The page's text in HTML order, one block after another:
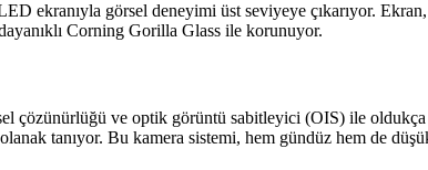
ekranıyla görsel deneyimi üst seviyeye çıkarıyor.
Corning Gorilla Glass ile korunuyor.
çözünürlüğü ve optik görüntü sabitleyici (OIS) ile
tanıyor. Bu kamera sistemi, hem gündüz hem de